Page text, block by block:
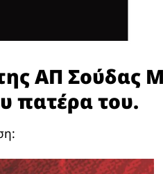
ΑΠ Σούδας
πατέρα του.